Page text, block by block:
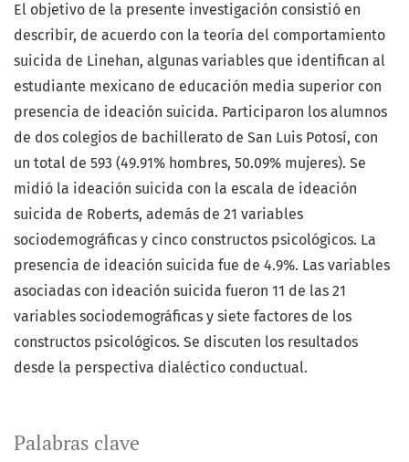
Palabras clave
El objetivo de la presente investigación consistió en
describir, de acuerdo con la teoría del comportamiento
suicida de Linehan, algunas variables que identifican al
estudiante mexicano de educación media superior con
presencia de ideación suicida. Participaron los alumnos
de dos colegios de bachillerato de San Luis Potosí, con
un total de 593 (49.91% hombres, 50.09% mujeres). Se
midió la ideación suicida con la escala de ideación
suicida de Roberts, además de 21 variables
sociodemográficas y cinco constructos psicológicos. La
presencia de ideación suicida fue de 4.9%. Las variables
asociadas con ideación suicida fueron 11 de las 21
variables sociodemográficas y siete factores de los
constructos psicológicos. Se discuten los resultados
desde la perspectiva dialéctico conductual.